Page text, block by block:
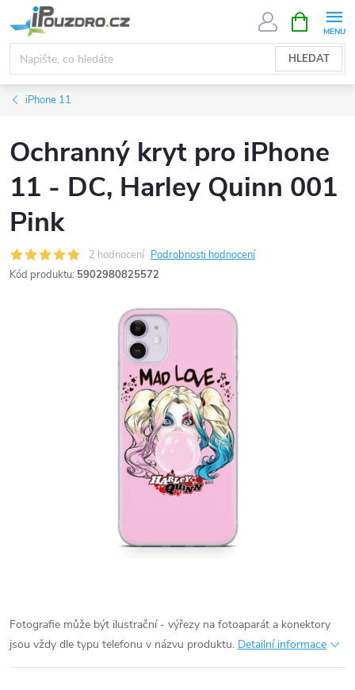
na
obsah
HLEDAT
NÁKUPNÍ
KOŠÍK
iPhone 11
Ochranný kryt pro iPhone
11 - DC, Harley Quinn 001
Pink
2 hodnocení Podrobnosti hodnocení
Kód produktu: 5902980825572
Fotografie může být ilustrační - výřezy na fotoaparát a konektory
jsou vždy dle typu telefonu v názvu produktu. Detailní informace